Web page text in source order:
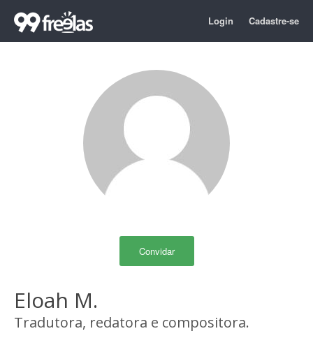
Login Cadastre-se
Convidar
Eloah M.
Tradutora, redatora e compositora.